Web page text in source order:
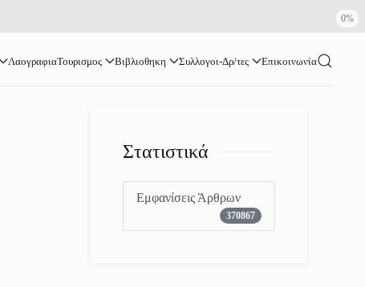
ΛαογραφιαΤουρισμος Βιβλιοθηκη Συλλογοι-Δρ/τες Επικοινωνία
0%
Στατιστικά
Εμφανίσεις Άρθρων
370867